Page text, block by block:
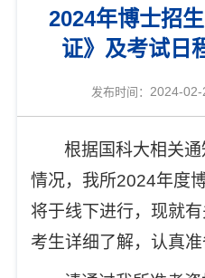
2024年博士招
证》及考试日
发布时间： 2024-02-
根据国科大相关
情况，我所2024年度
将于线下进行，现就
考生详细了解，认真准